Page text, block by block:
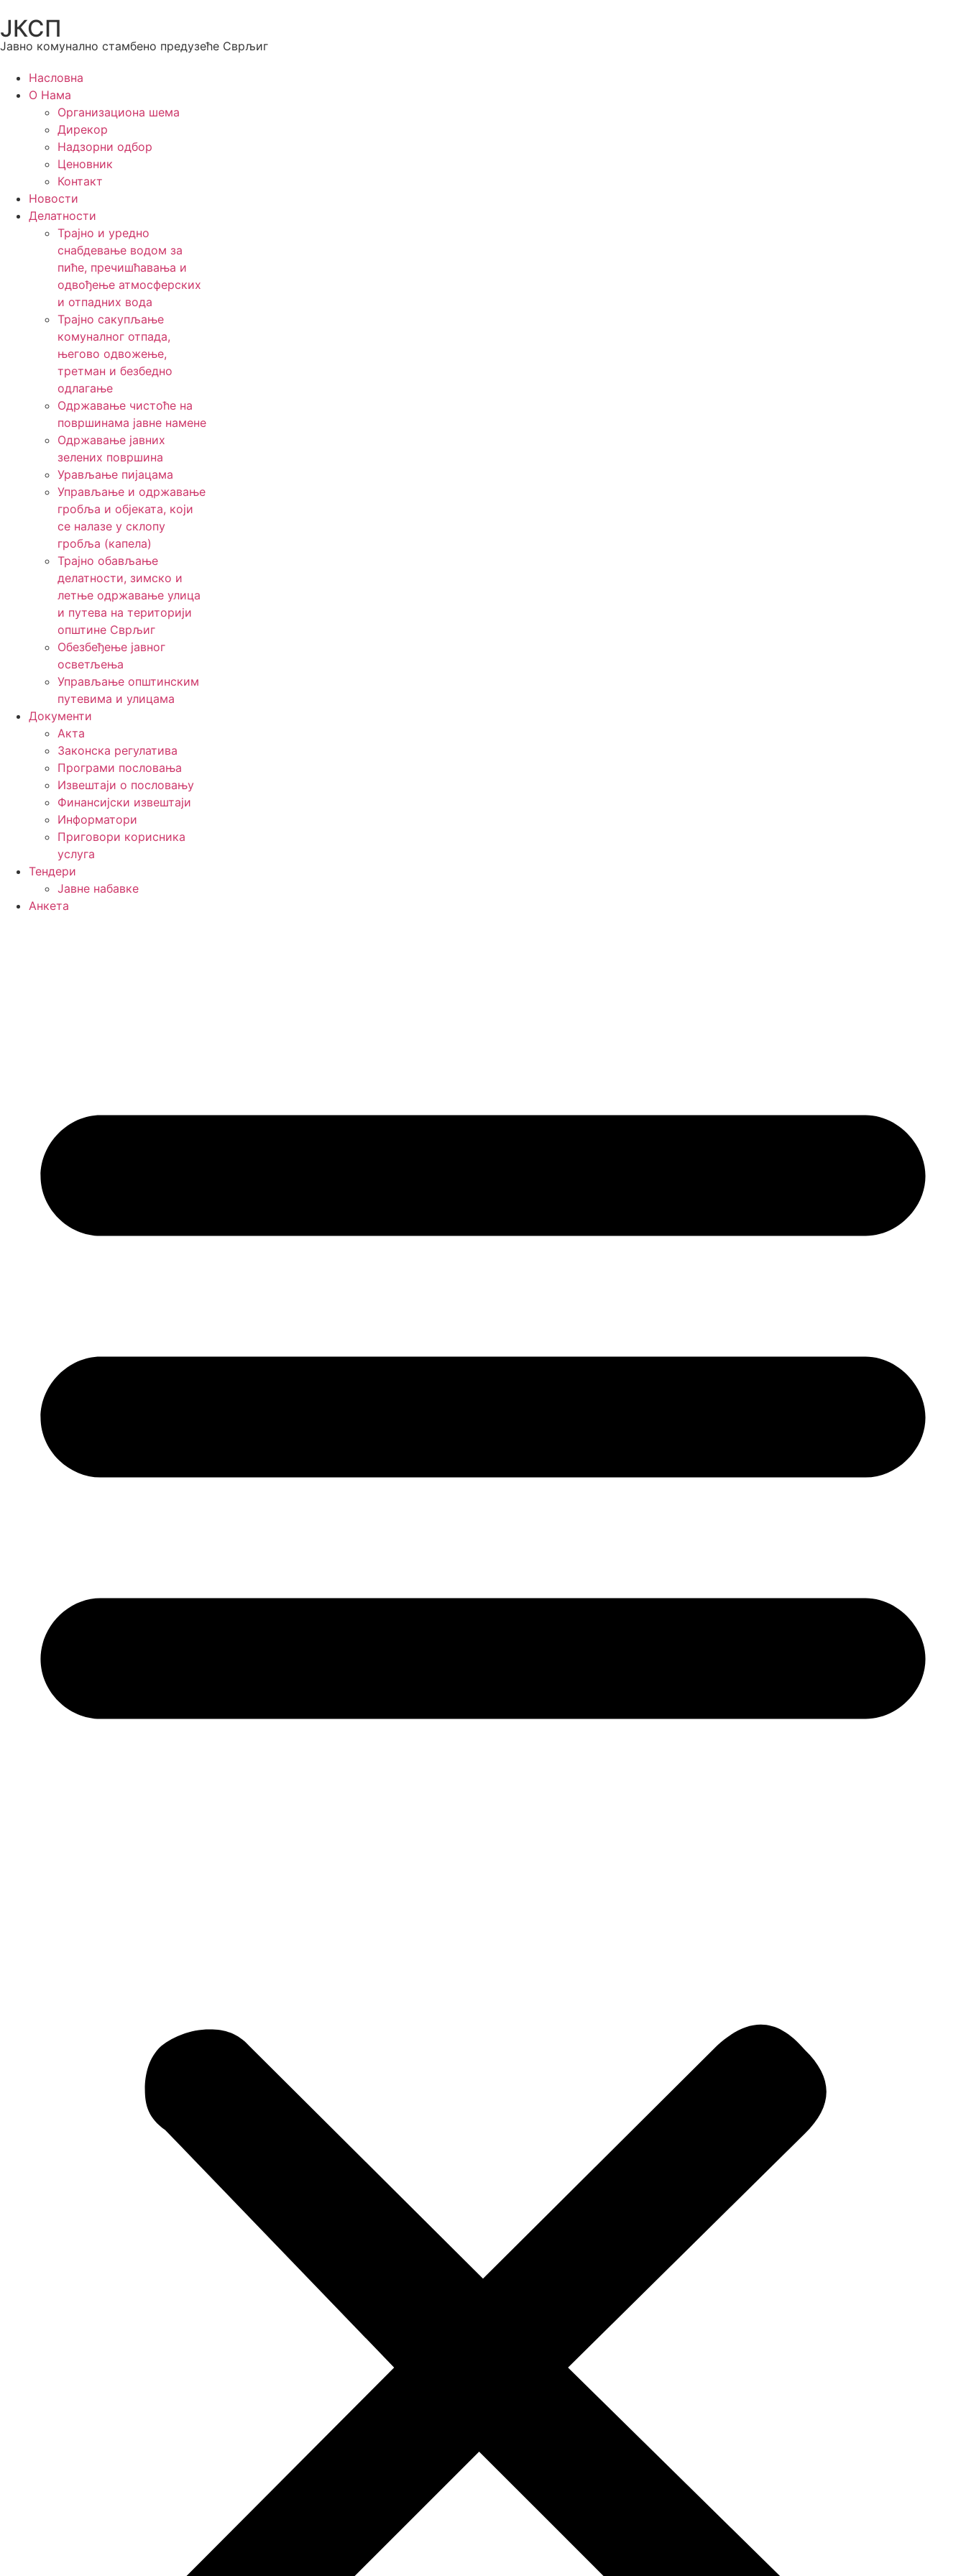
ЈКСП
Јавно комунално стамбено предузеће Сврљиг
Насловна
О Нама
Организациона шема
Дирекор
Надзорни одбор
Ценовник
Контакт
Новости
Делатности
Трајно и уредно
снабдевање водом за
пиће, пречишћавања и
одвођење атмосферских
и отпадних вода
Трајно сакупљање
комуналног отпада,
његово одвожење,
третман и безбедно
одлагање
Одржавање чистоће на
површинама јавне намене
Одржавање јавних
зелених површина
Урављање пијацама
Управљање и одржавање
гробља и објеката, који
се налазе у склопу
гробља (капела)
Трајно обављање
делатности, зимско и
летње одржавање улица
и путева на територији
општине Сврљиг
Обезбеђење јавног
осветљења
Управљање општинским
путевима и улицама
Документи
Акта
Законска регулатива
Програми пословања
Извештаји о пословању
Финансијски извештаји
Информатори
Приговори корисника
услуга
Тендери
Јавне набавке
Анкета